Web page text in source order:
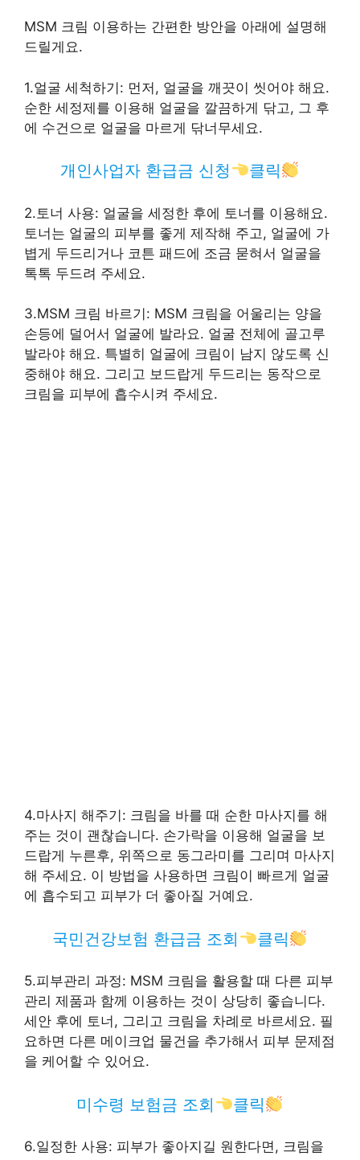
MSM 크림 이용하는 간편한 방안을 아래에 설명해
드릴게요.
1.얼굴 세척하기: 먼저, 얼굴을 깨끗이 씻어야 해요.
순한 세정제를 이용해 얼굴을 깔끔하게 닦고, 그 후
에 수건으로 얼굴을 마르게 닦너무세요.
개인사업자 환급금 신청 클릭
2.토너 사용: 얼굴을 세정한 후에 토너를 이용해요.
토너는 얼굴의 피부를 좋게 제작해 주고, 얼굴에 가
볍게 두드리거나 코튼 패드에 조금 묻혀서 얼굴을
톡톡 두드려 주세요.
3.MSM 크림 바르기: MSM 크림을 어울리는 양을
손등에 덜어서 얼굴에 발라요. 얼굴 전체에 골고루
발라야 해요. 특별히 얼굴에 크림이 남지 않도록 신
중해야 해요. 그리고 보드랍게 두드리는 동작으로
크림을 피부에 흡수시켜 주세요.
4.마사지 해주기: 크림을 바를 때 순한 마사지를 해
주는 것이 괜찮습니다. 손가락을 이용해 얼굴을 보
드랍게 누른후, 위쪽으로 동그라미를 그리며 마사지
해 주세요. 이 방법을 사용하면 크림이 빠르게 얼굴
에 흡수되고 피부가 더 좋아질 거예요.
국민건강보험 환급금 조회 클릭
5.피부관리 과정: MSM 크림을 활용할 때 다른 피부
관리 제품과 함께 이용하는 것이 상당히 좋습니다.
세안 후에 토너, 그리고 크림을 차례로 바르세요. 필
요하면 다른 메이크업 물건을 추가해서 피부 문제점
을 케어할 수 있어요.
미수령 보험금 조회 클릭
6.일정한 사용: 피부가 좋아지길 원한다면, 크림을